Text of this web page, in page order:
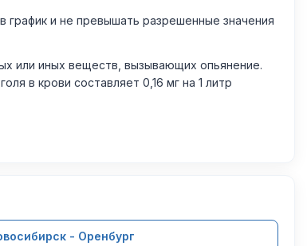
и не превышать разрешенные значения
или иных веществ, вызывающих опьянение.
в крови составляет 0,16 мг на 1 литр
- Оренбург